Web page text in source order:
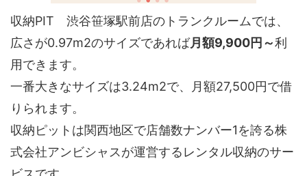
収納PIT 渋谷笹塚駅前店のトランクルームでは、
広さが0.97m2のサイズであれば月額9,900円～利
用できます。
一番大きなサイズは3.24m2で、月額27,500円で借
りられます。
収納ピットは関西地区で店舗数ナンバー1を誇る株
式会社アンビシャスが運営するレンタル収納のサー